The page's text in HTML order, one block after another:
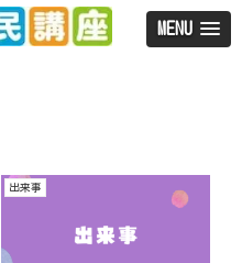
MENU
出来事